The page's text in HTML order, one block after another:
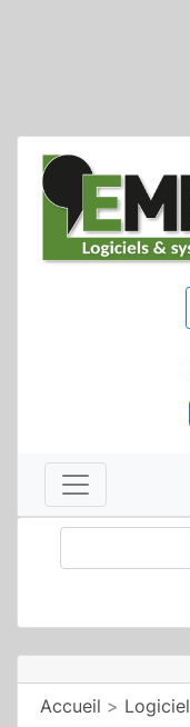
Accueil > Logiciel